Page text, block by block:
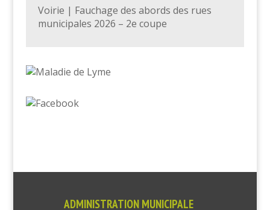
Voirie | Fauchage des abords des rues
municipales 2026 – 2e coupe
ADMINISTRATION MUNICIPALE